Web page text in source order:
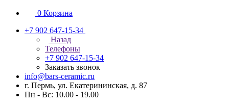
0 Корзина
+7 902 647-15-34
Назад
Телефоны
+7 902 647-15-34
Заказать звонок
info@bars-ceramic.ru
г. Пермь, ул. Екатерининская, д. 87
Пн - Вс: 10.00 - 19.00